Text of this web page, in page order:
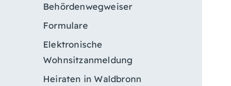
Behördenwegweiser
Formulare
Elektronische
Wohnsitzanmeldung
Heiraten in Waldbronn